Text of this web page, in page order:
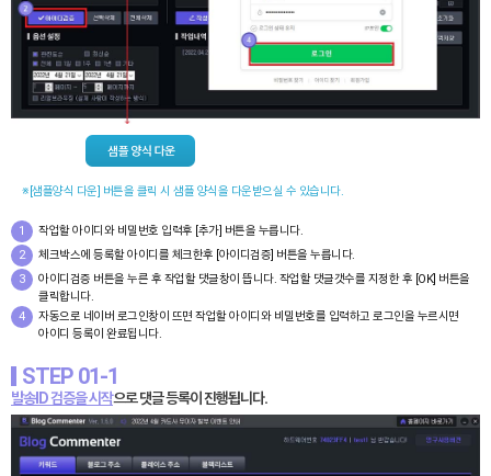
※[샘플양식 다운] 버튼을 클릭 시 샘플 양식을 다운받으실 수 있습니다.
1
작업할 아이디와 비밀번호 입력후 [추가] 버튼을 누릅니다.
2
체크박스에 등록할 아이디를 체크한후 [아이디검증] 버튼을 누릅니다.
3
아이디검증 버튼을 누른 후 작업할 댓글창이 뜹니다. 작업할 댓글갯수를 지정한 후 [OK] 버튼을
클릭합니다.
4
자동으로 네이버 로그인창이 뜨면 작업할 아이디와 비밀번호를 입력하고 로그인을 누르시면
아이디 등록이 완료됩니다.
STEP 01-1
발송ID 검증을 시작으로 댓글 등록이 진행됩니다.